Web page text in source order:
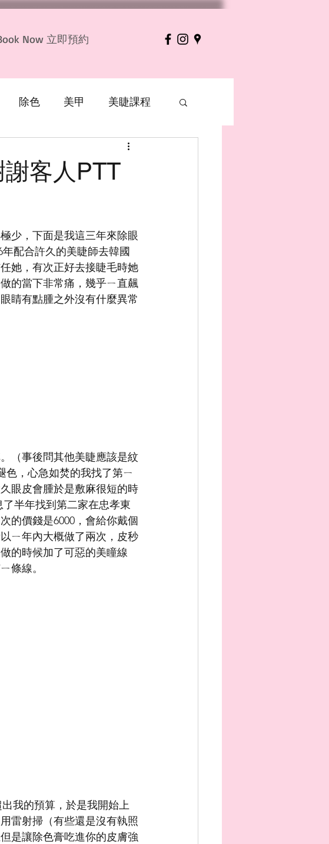
Now 立即預約
除色 美甲 美睫課程
客人PTT
少，下面是我這三年來除眼
配合許久的美睫師去韓國
她，有次正好去接睫毛時她
的當下非常痛，幾乎ㄧ直飆
睛有點腫之外沒有什麼異常
（事後問其他美睫應該是紋
色，心急如焚的我找了第ㄧ
眼皮會腫於是敷麻很短的時
半年找到第二家在忠孝東
的價錢是6000，會給你戴個
ㄧ年內大概做了兩次，皮秒
的時候加了可惡的美瞳線
條線。
我的預算，於是我開始上
雷射掃（有些還是沒有執照
是讓除色膏吃進你的皮膚強